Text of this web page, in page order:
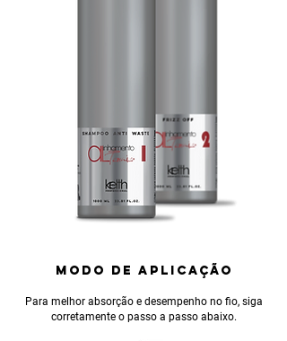
MODO DE APLICAÇÃO
Para melhor absorção e desempenho no fio, siga
corretamente o passo a passo abaixo.